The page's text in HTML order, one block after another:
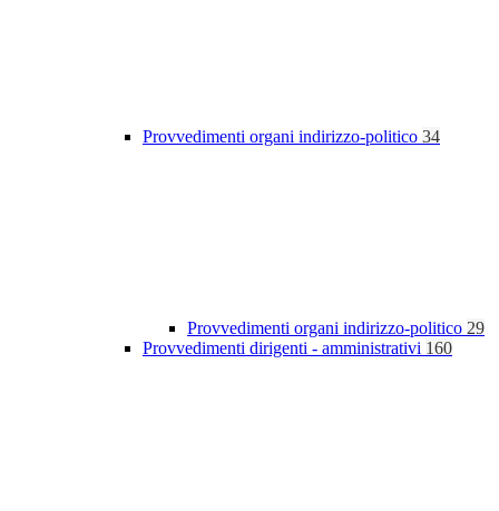
Provvedimenti organi indirizzo-politico 34
Provvedimenti organi indirizzo-politico 29
Provvedimenti dirigenti - amministrativi 160